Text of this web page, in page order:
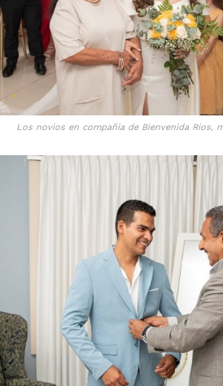
Los novios en compañia de Bienvenida Ríos,